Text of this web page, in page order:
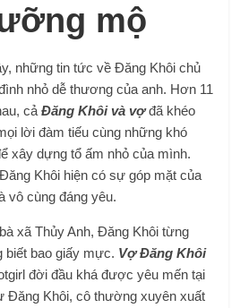
mộ
những tin tức về Đăng Khôi chủ
nhỏ dễ thương của anh. Hơn 11
cả Đăng Khôi và vợđã khéo
lời đàm tiếu cùng những khó
xây dựng tổ ấm nhỏ của mình.
Khôi hiện có sự góp mặt của
vô cùng đáng yêu.
xã Thủy Anh, Đăng Khôi từng
biết bao giấy mực. Vợ Đăng Khôi
đời đầu khá được yêu mến tại
Đăng Khôi, cô thường xuyên xuất